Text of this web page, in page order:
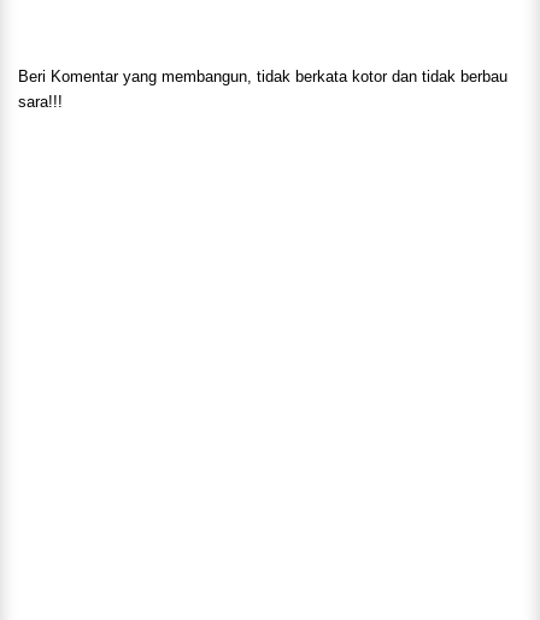
Beri Komentar yang membangun, tidak berkata kotor dan tidak berbau
sara!!!